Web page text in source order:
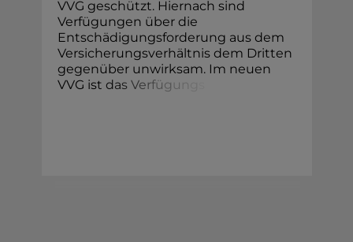
VVG geschützt. Hiernach sind
Verfügungen über die
Entschädigungsforderung aus dem
Versicherungsverhältnis dem Dritten
gegenüber unwirksam. Im neuen
VVG ist das Verfüg u n